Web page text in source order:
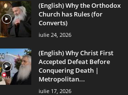
(English) Why the Orthodox
Church has Rules (for
Converts)
iulie 24, 2026
(English) Why Christ First
Accepted Defeat Before
Conquering Death |
Metropolitan...
iulie 17, 2026